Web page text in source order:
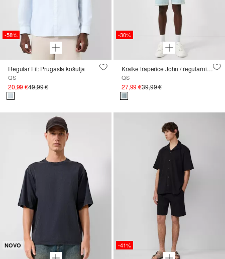
-58%
Regular Fit: Prugasta košulja
QS
20,99 €49,99 €
-30%
Kratke traperice John / regularni kroj / srednje visoki struk
QS
27,99 €39,99 €
NOVO -41%